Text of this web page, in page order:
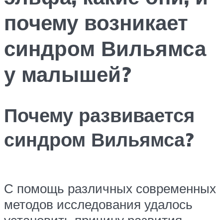
почему возникает
синдром Вильямса
у малышей?
Почему развивается
синдром Вильямса?
С помощь различных современных
методов исследования удалось